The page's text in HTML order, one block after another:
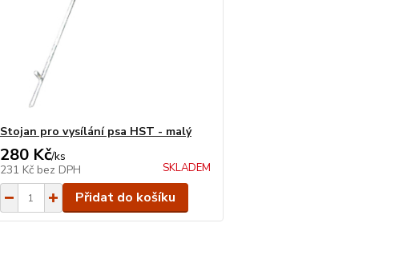
Stojan pro vysílání psa HST - malý
280 Kč/ks
231 Kč bez DPH SKLADEM
Přidat do košíku